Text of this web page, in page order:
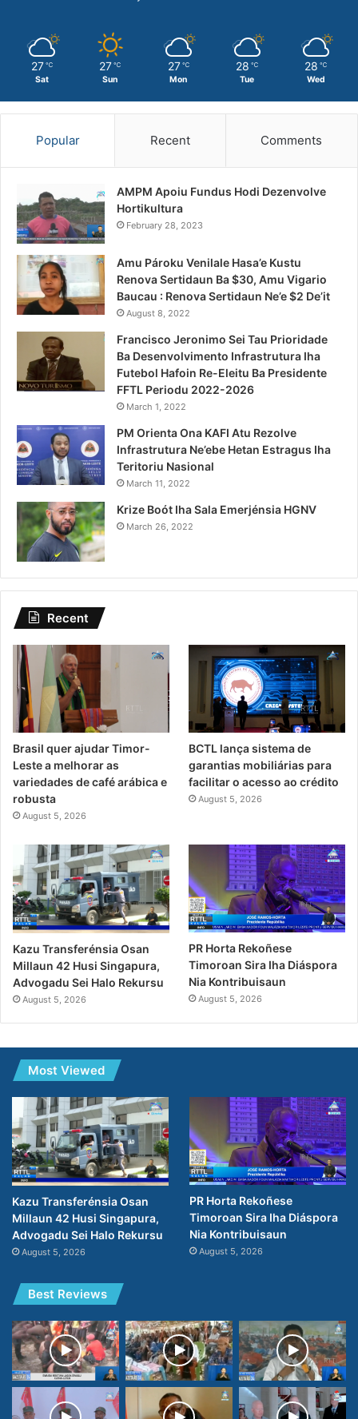
27 ℃
Sat
27 ℃
Sun
27 ℃
Mon
28 ℃
Tue
28 ℃
Wed
Popular Recent Comments
AMPM Apoiu Fundus Hodi Dezenvolve
Hortikultura
February 28, 2023
Amu Pároku Venilale Hasa’e Kustu
Renova Sertidaun Ba $30, Amu Vigario
Baucau : Renova Sertidaun Ne’e $2 De’it
August 8, 2022
Francisco Jeronimo Sei Tau Prioridade
Ba Desenvolvimento Infrastrutura Iha
Futebol Hafoin Re-Eleitu Ba Presidente
FFTL Periodu 2022-2026
March 1, 2022
PM Orienta Ona KAFI Atu Rezolve
Infrastrutura Ne’ebe Hetan Estragus Iha
Teritoriu Nasional
March 11, 2022
Krize Boót Iha Sala Emerjénsia HGNV
March 26, 2022
Recent
Brasil quer ajudar Timor-
Leste a melhorar as
variedades de café arábica e
robusta
August 5, 2026
BCTL lança sistema de
garantias mobiliárias para
facilitar o acesso ao crédito
August 5, 2026
Kazu Transferénsia Osan
Millaun 42 Husi Singapura,
Advogadu Sei Halo Rekursu
August 5, 2026
PR Horta Rekoñese
Timoroan Sira Iha Diáspora
Nia Kontribuisaun
August 5, 2026
Most Viewed
Kazu Transferénsia Osan
Millaun 42 Husi Singapura,
Advogadu Sei Halo Rekursu
August 5, 2026
PR Horta Rekoñese
Timoroan Sira Iha Diáspora
Nia Kontribuisaun
August 5, 2026
Best Reviews